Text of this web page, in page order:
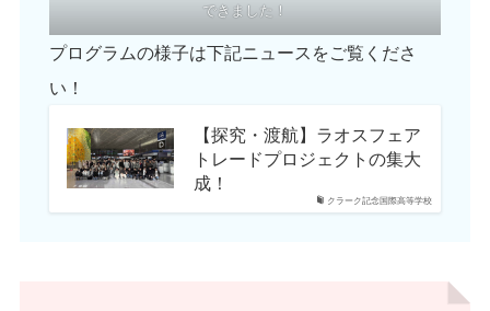
できました！
プログラムの様子は下記ニュースをご覧くださ
い！
クラーク記念国際高等学校
【探究・渡航】ラオスフェア
トレードプロジェクトの集大
成！